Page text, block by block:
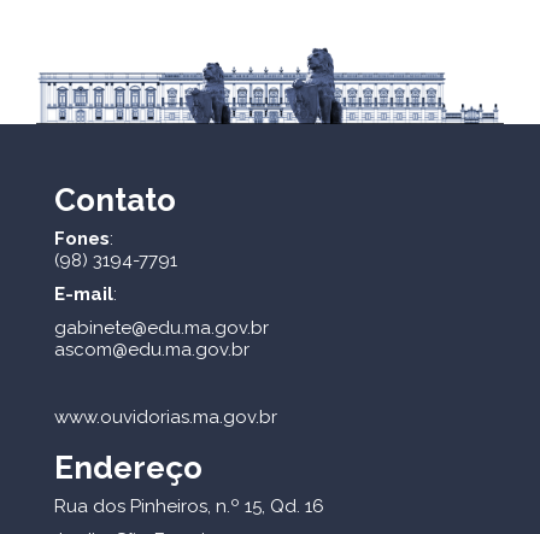
Contato
Fones:
(98) 3194-7791
E-mail:
gabinete@edu.ma.gov.br
ascom@edu.ma.gov.br
www.ouvidorias.ma.gov.br
Endereço
Rua dos Pinheiros, n.º 15, Qd. 16